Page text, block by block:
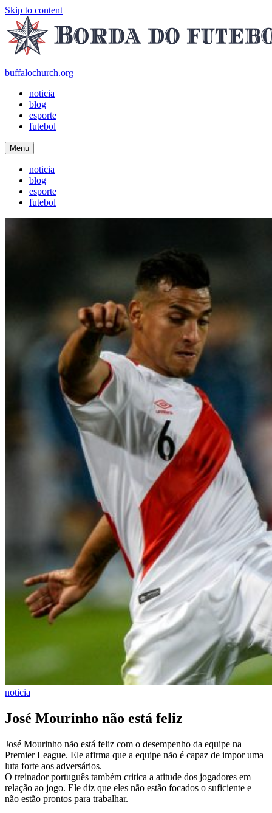
Skip to content
buffalochurch.org
noticia
blog
esporte
futebol
Menu
noticia
blog
esporte
futebol
noticia
José Mourinho não está feliz
José Mourinho não está feliz com o desempenho da equipe na
Premier League. Ele afirma que a equipe não é capaz de impor uma
luta forte aos adversários.
O treinador português também critica a atitude dos jogadores em
relação ao jogo. Ele diz que eles não estão focados o suficiente e
não estão prontos para trabalhar.